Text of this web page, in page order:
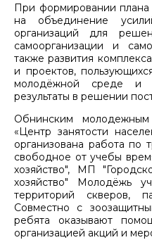
При формировании
на объединение
организаций для
самоорганизации и
также развития
и проектов,
молодёжной среде и
результаты в решении
Обнинским
«Центр занятости
организована работа по
свободное от учебы
хозяйство", МП
хозяйство" Молодёжь
территорий скверов,
Совместно с
ребята оказывают
организацией акций и